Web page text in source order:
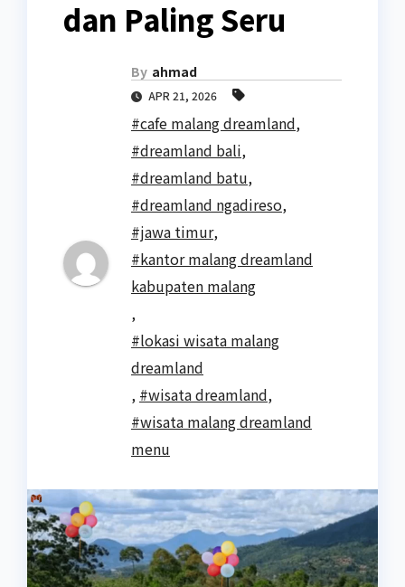
dan Paling Seru
By ahmad
APR 21, 2026
#cafe malang dreamland,
#dreamland bali,
#dreamland batu,
#dreamland ngadireso,
#jawa timur,
#kantor malang dreamland
kabupaten malang
,
#lokasi wisata malang
dreamland
, #wisata dreamland,
#wisata malang dreamland
menu